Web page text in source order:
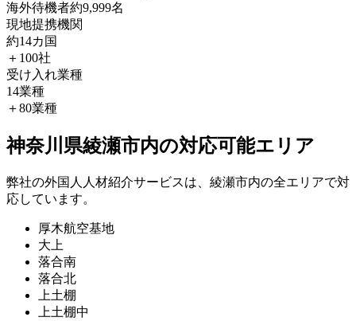
海外待機者約9,999名
現地提携機関
約14カ国
＋100社
受け入れ業種
14業種
＋80業種
神奈川県綾瀬市内の対応可能エリア
弊社の外国人人材紹介サービスは、綾瀬市内の全エリアで対
応しています。
厚木航空基地
大上
落合南
落合北
上土棚
上土棚中